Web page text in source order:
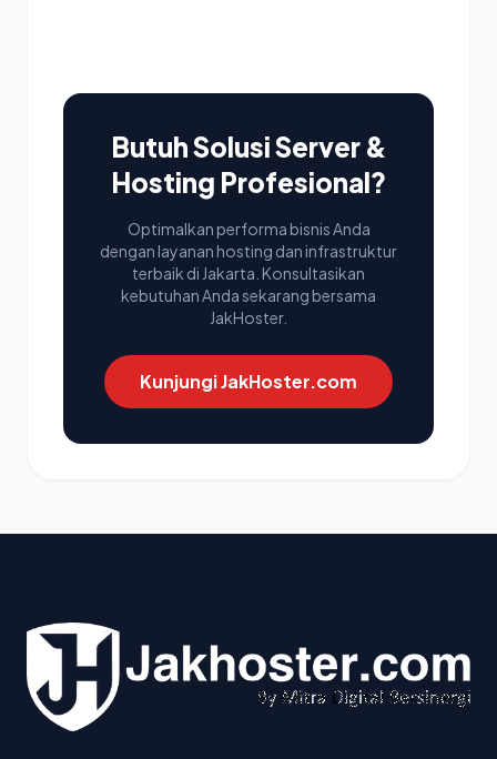
Butuh Solusi Server &
Hosting Profesional?
Optimalkan performa bisnis Anda
dengan layanan hosting dan infrastruktur
terbaik di Jakarta. Konsultasikan
kebutuhan Anda sekarang bersama
JakHoster.
Kunjungi JakHoster.com